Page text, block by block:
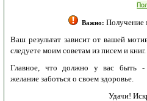
Важно:Получение
Ваш результат зависит от вашей
следуете моим советам из писем и книг.
Главное, что должно у вас быть -
желание заботься о своем здоровье.
Удачи!